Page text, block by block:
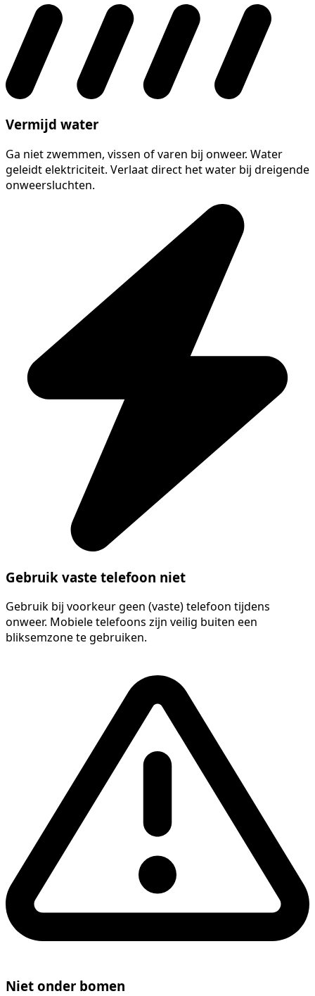
Vermijd water
Ga niet zwemmen, vissen of varen bij onweer. Water
geleidt elektriciteit. Verlaat direct het water bij dreigende
onweersluchten.
Gebruik vaste telefoon niet
Gebruik bij voorkeur geen (vaste) telefoon tijdens
onweer. Mobiele telefoons zijn veilig buiten een
bliksemzone te gebruiken.
Niet onder bomen